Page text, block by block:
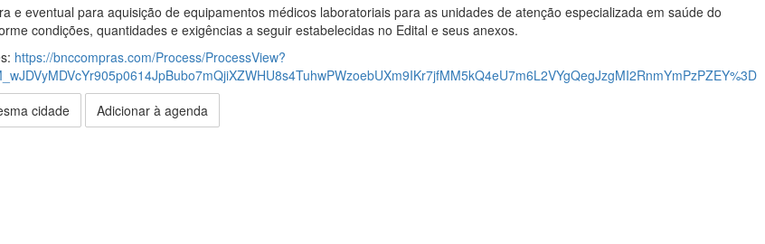
e eventual para aquisição de equipamentos médicos laboratoriais para as unidades de atenção especializada em saúde do
condições, quantidades e exigências a seguir estabelecidas no Edital e seus anexos.
https://bnccompras.com/Process/ProcessView?
cidade Adicionar à agenda